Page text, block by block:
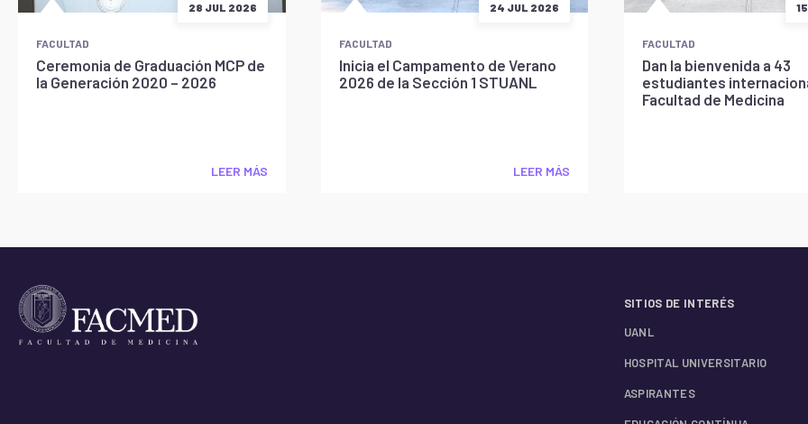
28 JUL 2026
FACULTAD
Ceremonia de Graduación MCP de
la Generación 2020 – 2026
LEER MÁS
24 JUL 2026
FACULTAD
Inicia el Campamento de Verano
2026 de la Sección 1 STUANL
LEER MÁS
FACULTAD
Dan la bienvenida a 43
estudiantes
Facultad de Medicina
SITIOS DE INTERÉS
UANL
HOSPITAL UNIVERSITARIO
ASPIRANTES